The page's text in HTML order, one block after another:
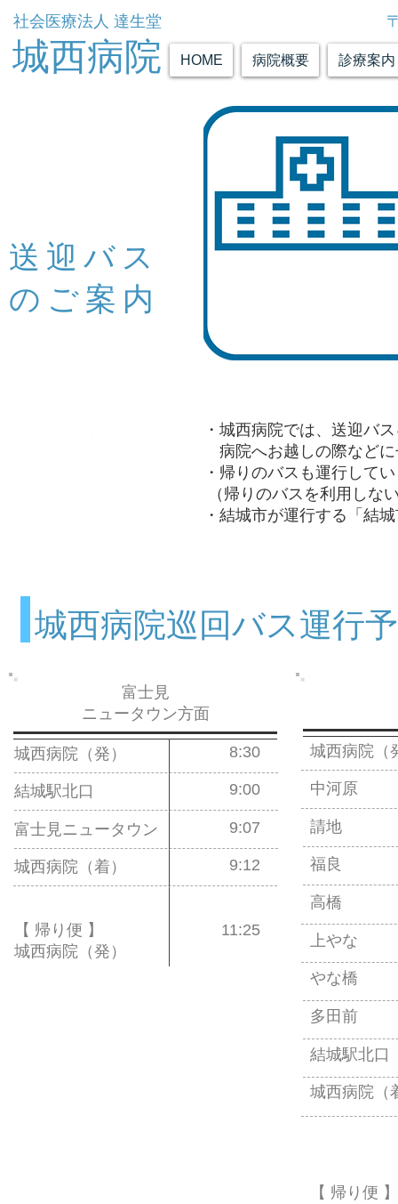
社会医療法人 達生堂
城西病院 HOME 病院概要 診療案内
送迎バス
のご案内
・城西病院では、送迎バ
病院へお越しの際などに
・帰りのバスも運行して
（帰りのバスを利用しな
・結城市が運行する「結
城西病院巡回バス運行
城西病院（発）
結城駅北口
富士見ニュータウン
城西病院（着）
【 帰り便 】
城西病院（発）
8:30
9:00
9:07
9:12
11:25
富士見
ニュータウン方面
城西病院（
中河原
請地
福良
高橋
上やな
やな橋
多田前
結城駅北口
城西病院（
【 帰り便 】